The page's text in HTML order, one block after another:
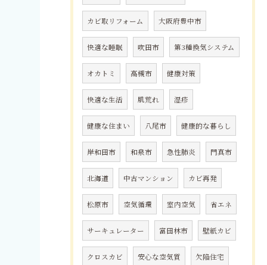
カビ取リフォーム 大阪府豊中市
快適な睡眠 吹田市 第3種換気システム
オカトミ 高槻市 健康対策
快適な生活 肌荒れ 湿疹
健康な住まい 八尾市 健康的な暮らし
岸和田市 和泉市 急性肺炎 門真市
北海道 中古マンション カビ再発
松原市 空気循環 室内空気 省エネ
サーキュレーター 富田林市 壁紙カビ
クロスカビ 安心な空気質 欠陥住宅